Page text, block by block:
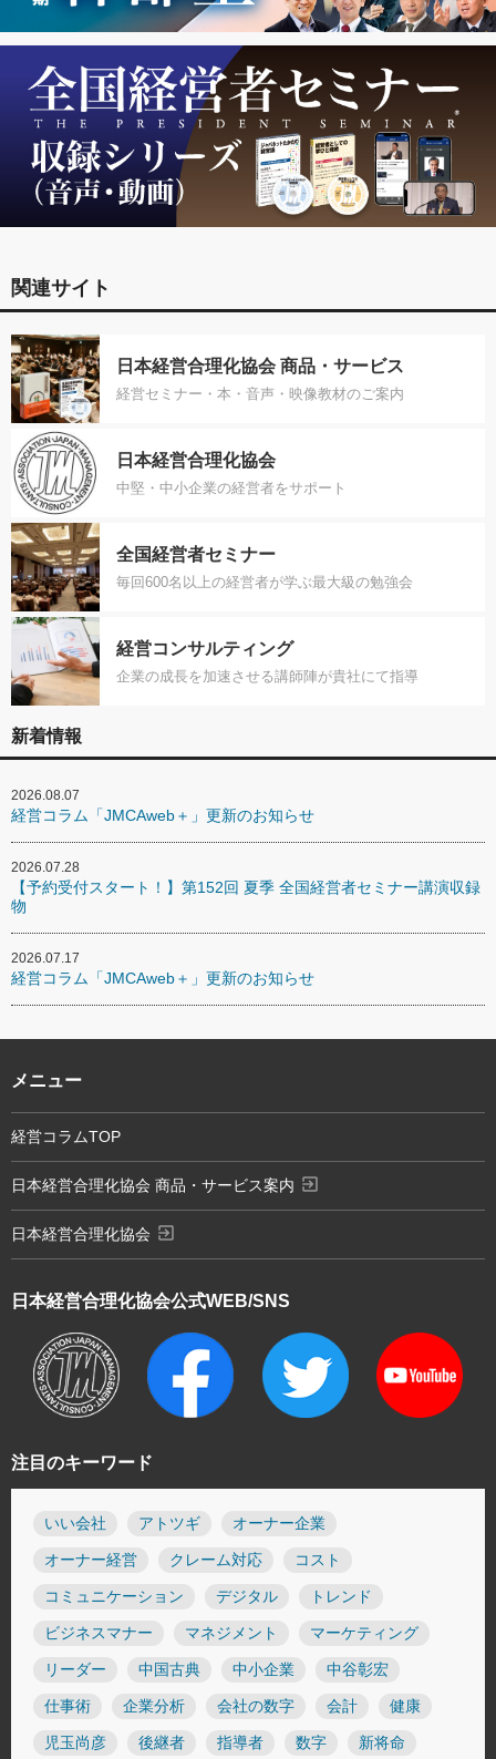
関連サイト
日本経営合理化協会 商品・サービス
経営セミナー・本・音声・映像教材のご案内
日本経営合理化協会
中堅・中小企業の経営者をサポート
全国経営者セミナー
毎回600名以上の経営者が学ぶ最大級の勉強会
経営コンサルティング
企業の成長を加速させる講師陣が貴社にて指導
新着情報
2026.08.07
経営コラム「JMCAweb＋」更新のお知らせ
2026.07.28
【予約受付スタート！】第152回 夏季 全国経営者セミナー講演収録
物
2026.07.17
経営コラム「JMCAweb＋」更新のお知らせ
注目のキーワード
いい会社 アトツギ オーナー企業
オーナー経営 クレーム対応 コスト
コミュニケーション デジタル トレンド
ビジネスマナー マネジメント マーケティング
リーダー 中国古典 中小企業 中谷彰宏
仕事術 企業分析 会社の数字 会計 健康
児玉尚彦 後継者 指導者 数字 新将命
日本経営合理化協会公式WEB/SNS
メニュー
経営コラムTOP
日本経営合理化協会 商品・サービス案内 exit_to_app
日本経営合理化協会 exit_to_app